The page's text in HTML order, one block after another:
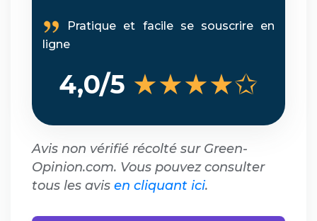
Pratique et facile se souscrire en
ligne
4,0/5 ★★★★✩
Avis non vérifié récolté sur Green-
Opinion.com. Vous pouvez consulter
tous les avis en cliquant ici.